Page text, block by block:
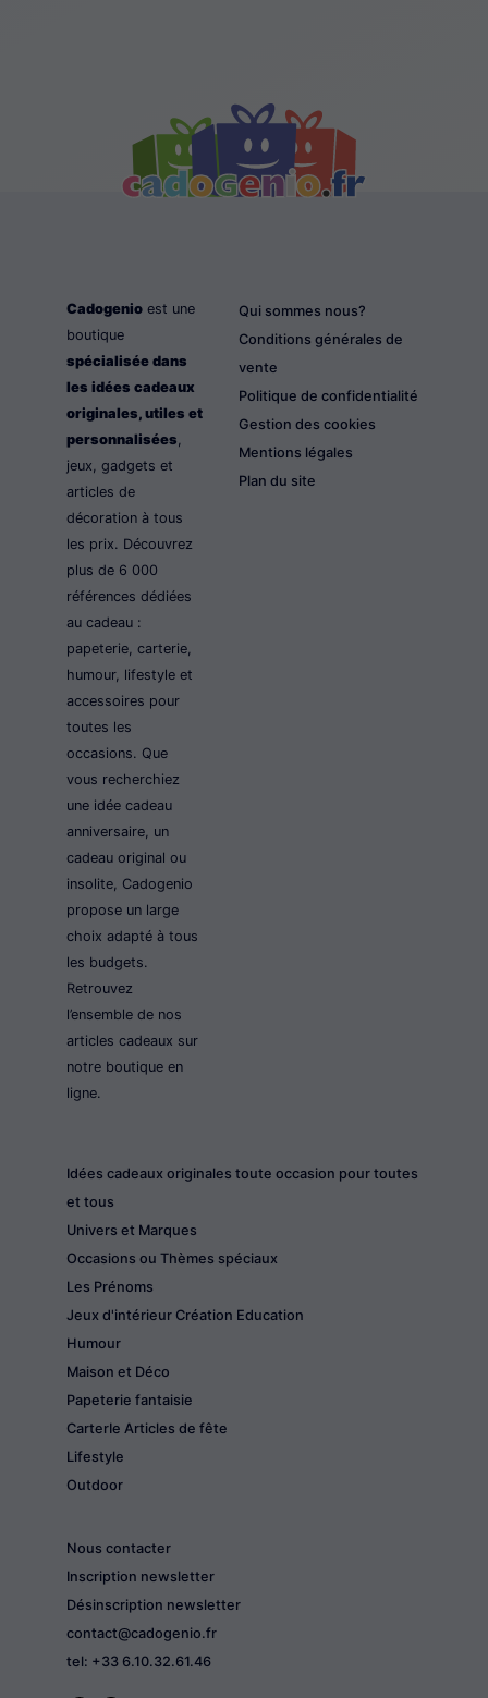
Cadogenio est une
boutique
spécialisée dans
les idées cadeaux
originales, utiles et
personnalisées
jeux, gadgets et
articles de
décoration à tous
les prix. Découvrez
plus de 6 000
références dédiées
au cadeau :
papeterie, carterie,
humour, lifestyle et
accessoires pour
toutes les
occasions. Que
vous recherchiez
une idée cadeau
anniversaire, un
cadeau original ou
insolite, Cadogenio
propose un large
choix adapté à tous
les budgets.
Retrouvez
l’ensemble de nos
articles cadeaux sur
notre boutique en
ligne.
Qui sommes nous?
Conditions générales de
vente
Politique de confidentialité
Gestion des cookies
Mentions légales
Plan du site
Idées cadeaux originales toute occasion pour toutes
et tous
Univers et Marques
Occasions ou Thèmes spéciaux
Les Prénoms
Jeux d'intérieur Création Education
Humour
Maison et Déco
Papeterie fantaisie
CarterIe Articles de fête
Lifestyle
Outdoor
Nous contacter
Inscription newsletter
Désinscription newsletter
contact@cadogenio.fr
tel: +33 6.10.32.61.46